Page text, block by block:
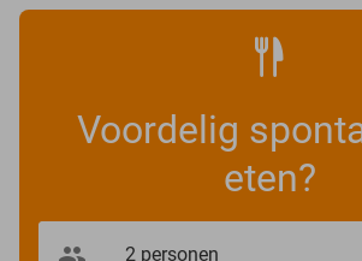
Voordelig
eten?